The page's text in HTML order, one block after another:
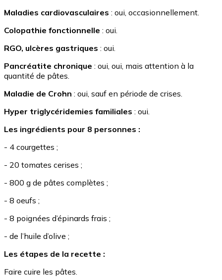
Maladies cardiovasculaires : oui, occasionnellement.
Colopathie fonctionnelle : oui.
RGO, ulcères gastriques : oui.
Pancréatite chronique : oui, oui, mais attention à la
quantité de pâtes.
Maladie de Crohn : oui, sauf en période de crises.
Hyper triglycéridemies familiales : oui.
Les ingrédients pour 8 personnes :
- 4 courgettes ;
- 20 tomates cerises ;
- 800 g de pâtes complètes ;
- 8 oeufs ;
- 8 poignées d’épinards frais ;
- de l’huile d’olive ;
Les étapes de la recette :
Faire cuire les pâtes.